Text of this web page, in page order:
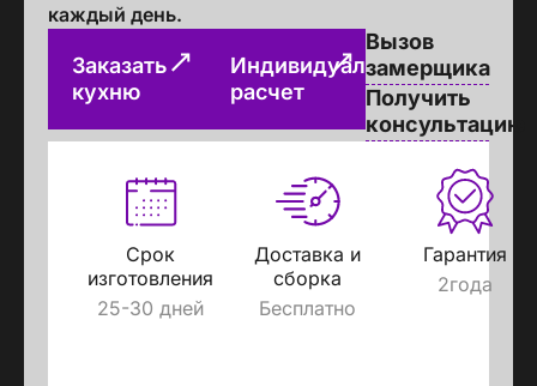
каждый день.
Заказать
кухню
Индивидуальный
расчет
Вызов
замерщика
Получить
консультацию
Срок
изготовления
25-30 дней
Доставка и
сборка
Бесплатно
Гарантия
2года